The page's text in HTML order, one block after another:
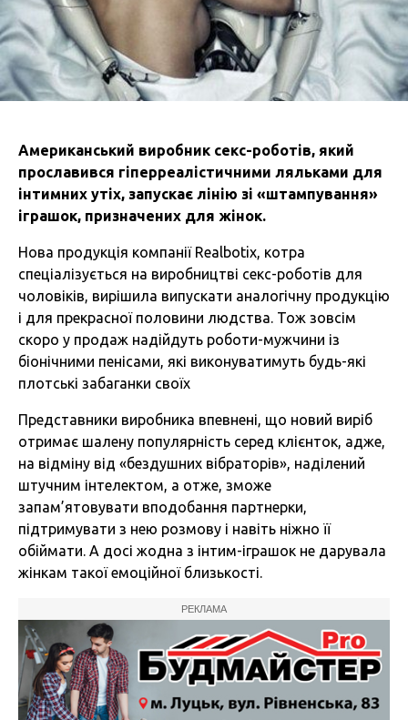
Американський виробник секс-роботів, який
прославився гіперреалістичними ляльками для
інтимних утіх, запускає лінію зі «штампування»
іграшок, призначених для жінок.
Нова продукція компанії Realbotix, котра
спеціалізується на виробництві секс-роботів для
чоловіків, вирішила випускати аналогічну продукцію
і для прекрасної половини людства. Тож зовсім
скоро у продаж надійдуть роботи-мужчини із
біонічними пенісами, які виконуватимуть будь-які
плотські забаганки своїх
Представники виробника впевнені, що новий виріб
отримає шалену популярність серед клієнток, адже,
на відміну від «бездушних вібраторів», наділений
штучним інтелектом, а отже, зможе
запам’ятовувати вподобання партнерки,
підтримувати з нею розмову і навіть ніжно її
обіймати. А досі жодна з інтим-іграшок не дарувала
жінкам такої емоційної близькості.
РЕКЛАМА